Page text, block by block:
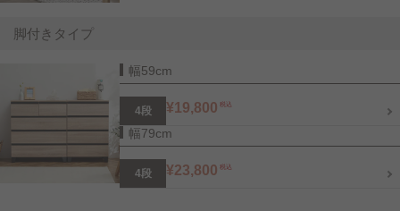
脚付きタイプ
幅59cm
4段 ¥19,800 税込
幅79cm
4段 ¥23,800 税込